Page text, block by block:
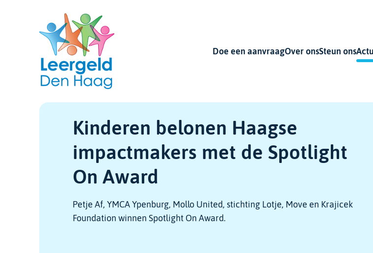
links
Hoofdnavigatie
Doe een aanvraagOver onsSteun ons
Kinderen belonen Haagse
impactmakers met de Spotlight
On Award
Petje Af, YMCA Ypenburg, Mollo United, stichting Lotje, Move en Krajicek
Foundation winnen Spotlight On Award.